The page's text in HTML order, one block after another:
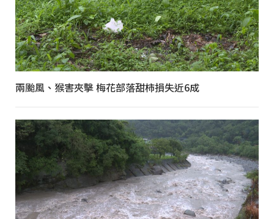
兩颱風、猴害夾擊 梅花部落甜柿損失近6成